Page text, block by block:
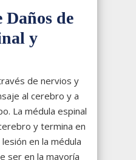
Daños de
y
de nervios y
al cerebro y a
La médula espinal
y termina en
en la médula
ser en la mayoría